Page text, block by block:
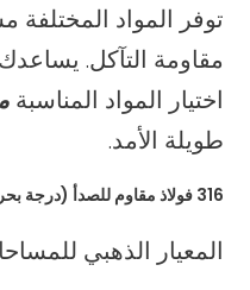
توفر المواد
مقاومة التآكل.
اختيار المواد المناسبة
طويلة الأمد.
316 فولاذ مقاوم للصدأ (درجة بحرية)
المعيار الذهبي